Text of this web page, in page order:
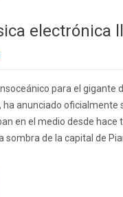
electrónica
para el gigante
ha anunciado
en el medio desde hace
sombra de la capital de